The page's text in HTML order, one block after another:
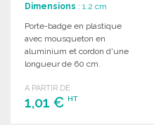
Dimensions : 1.2 cm
Porte-badge en plastique
avec mousqueton en
aluminium et cordon d'une
longueur de 60 cm.
A PARTIR DE
1,01 € HT